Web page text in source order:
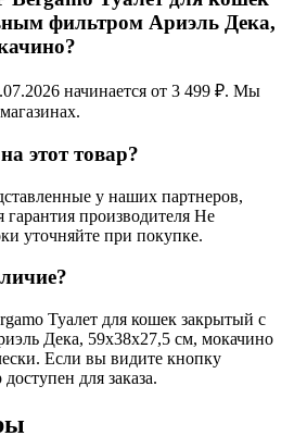
фильтром Ариэль Дека,
начинается от 3 499 ₽. Мы
этот товар?
у наших партнеров,
гарантия производителя Не
уточняйте при покупке.
Туалет для кошек закрытый с
Дека, 59х38х27,5 см, мокачино
Если вы видите кнопку
для заказа.